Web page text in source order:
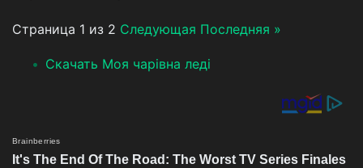
Страница 1 из 2 Следующая Последняя »
Скачать Моя чарівна леді